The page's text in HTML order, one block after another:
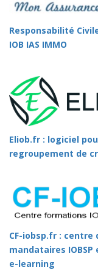
Responsabilité
IOB IAS IMMO
Eliob.fr : logiciel
regroupement de
CF-iobsp.fr :
mandataires
e-learning